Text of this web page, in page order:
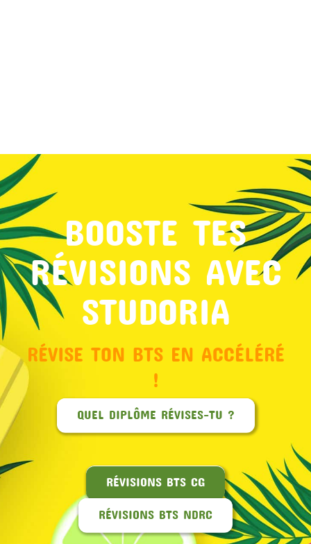
BOOSTE TES
RÉVISIONS AVEC
STUDORIA
RÉVISE TON BTS EN ACCÉLÉRÉ
!
QUEL DIPLÔME RÉVISES-TU ?
RÉVISIONS BTS CG
RÉVISIONS BTS NDRC